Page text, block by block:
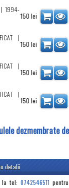
| 1994-
150 lei
|
150 lei
|
150 lei
|
150 lei
dezmembrate de
detalii
la tel: 0742546511 pentru